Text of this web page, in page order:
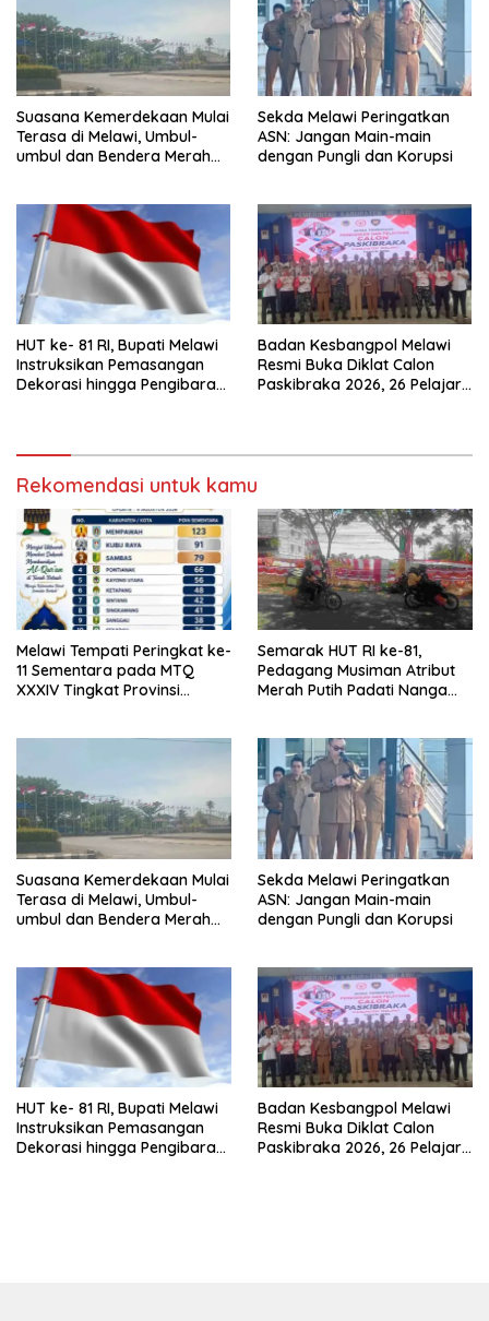
Suasana Kemerdekaan Mulai
Terasa di Melawi, Umbul-
umbul dan Bendera Merah
Sekda Melawi Peringatkan
ASN: Jangan Main-main
dengan Pungli dan Korupsi
HUT ke- 81 RI, Bupati Melawi
Instruksikan Pemasangan
Dekorasi hingga Pengibaran
Badan Kesbangpol Melawi
Resmi Buka Diklat Calon
Paskibraka 2026, 26 Pelajar
Rekomendasi untuk kamu
Melawi Tempati Peringkat ke-
11 Sementara pada MTQ
XXXIV Tingkat Provinsi
Semarak HUT RI ke-81,
Pedagang Musiman Atribut
Merah Putih Padati Nanga
Suasana Kemerdekaan Mulai
Terasa di Melawi, Umbul-
umbul dan Bendera Merah
Sekda Melawi Peringatkan
ASN: Jangan Main-main
dengan Pungli dan Korupsi
HUT ke- 81 RI, Bupati Melawi
Instruksikan Pemasangan
Dekorasi hingga Pengibaran
Badan Kesbangpol Melawi
Resmi Buka Diklat Calon
Paskibraka 2026, 26 Pelajar